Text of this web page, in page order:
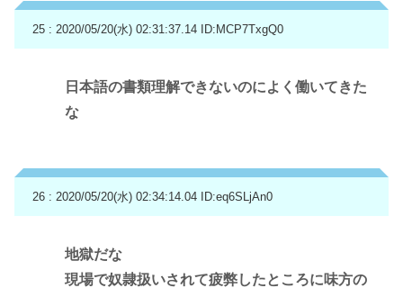
25 : 2020/05/20(水) 02:31:37.14 ID:MCP7TxgQ0
日本語の書類理解できないのによく働いてきた
な
26 : 2020/05/20(水) 02:34:14.04 ID:eq6SLjAn0
地獄だな
現場で奴隷扱いされて疲弊したところに味方の